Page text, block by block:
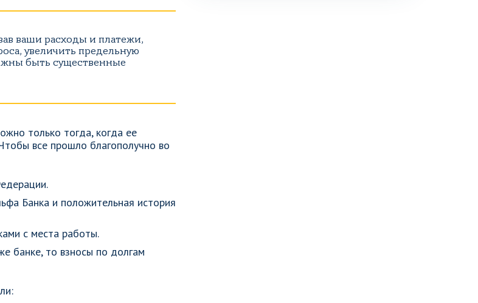
ваши расходы и платежи,
увеличить предельную
быть существенные
только тогда, когда ее
все прошло благополучно во
Банка и положительная история
с места работы.
банке, то взносы по долгам